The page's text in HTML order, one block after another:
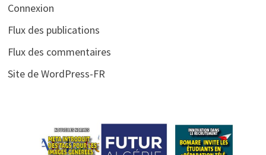
Connexion
Flux des publications
Flux des commentaires
Site de WordPress-FR